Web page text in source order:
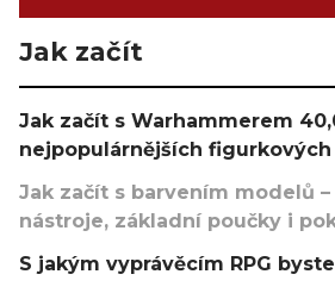
Jak začít
Jak začít s Warhammerem
nejpopulárnějších figurkových
Jak začít s barvením modelů
nástroje, základní poučky i
S jakým vyprávěcím RPG